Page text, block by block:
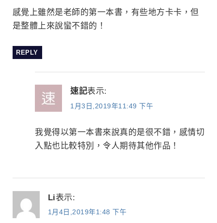
感覺上雖然是老師的第一本書，有些地方卡卡，但
是整體上來說蠻不錯的！
REPLY
速記表示:
1月3日,2019年11:49 下午
我覺得以第一本書來說真的是很不錯，感情切
入點也比較特別，令人期待其他作品！
Li表示:
1月4日,2019年1:48 下午